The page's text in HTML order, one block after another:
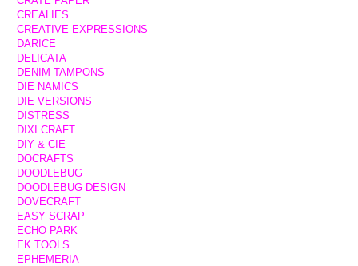
CREALIES
CREATIVE EXPRESSIONS
DARICE
DELICATA
DENIM TAMPONS
DIE NAMICS
DIE VERSIONS
DISTRESS
DIXI CRAFT
DIY & CIE
DOCRAFTS
DOODLEBUG
DOODLEBUG DESIGN
DOVECRAFT
EASY SCRAP
ECHO PARK
EK TOOLS
EPHEMERIA